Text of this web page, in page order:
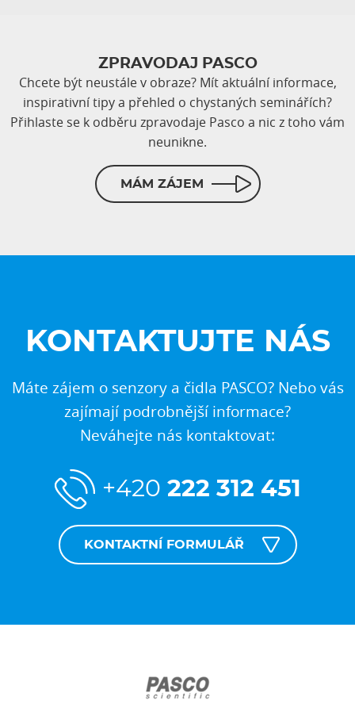
ZPRAVODAJ PASCO
Chcete být neustále v obraze? Mít aktuální informace,
inspirativní tipy a přehled o chystaných seminářích?
Přihlaste se k odběru zpravodaje Pasco a nic z toho vám
neunikne.
MÁM ZÁJEM
KONTAKTUJTE NÁS
Máte zájem o senzory a čidla PASCO? Nebo vás
zajímají podrobnější informace?
Neváhejte nás kontaktovat:
+420 222 312 451
KONTAKTNÍ FORMULÁŘ